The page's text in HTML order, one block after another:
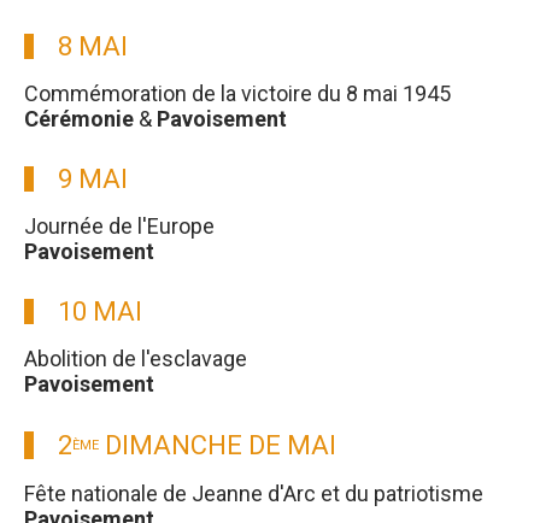
8 MAI
Commémoration de la victoire du 8 mai 1945
Cérémonie & Pavoisement
9 MAI
Journée de l'Europe
Pavoisement
10 MAI
Abolition de l'esclavage
Pavoisement
2ÈME DIMANCHE DE MAI
Fête nationale de Jeanne d'Arc et du patriotisme